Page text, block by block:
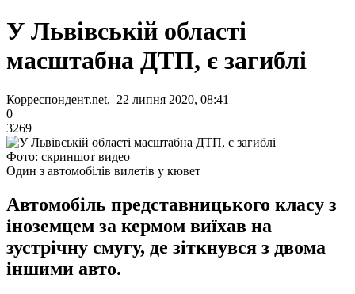
У Львівській області
масштабна ДТП, є загиблі
Корреспондент.net, 22 липня 2020, 08:41
0
3269
Фото: скриншот видео
Один з автомобілів вилетів у кювет
Автомобіль представницького класу з
іноземцем за кермом виїхав на
зустрічну смугу, де зіткнувся з двома
іншими авто.